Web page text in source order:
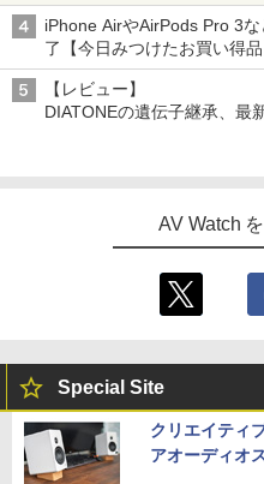
iPhone AirやAirPods Pro 3
了【今日みつけたお買い得品
【レビュー】
DIATONEの遺伝子継承、最
AV Watch
Special Site
クリエイティ
アオーディオ